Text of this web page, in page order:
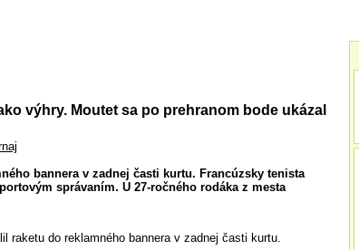
výhry. Moutet sa po prehranom bode ukázal
bannera v zadnej časti kurtu. Francúzsky tenista
správaním. U 27-ročného rodáka z mesta
raketu do reklamného bannera v zadnej časti kurtu.